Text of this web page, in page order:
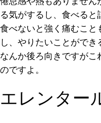
る気がするし、食べると
食べないと強く痛むこと
し、やりたいことができ
なんか後ろ向きですが
のですよ。
エレンター